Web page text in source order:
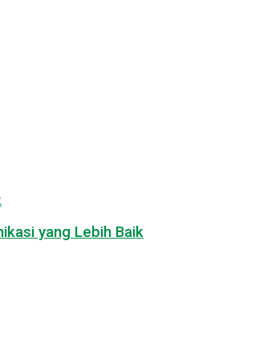
yang Lebih Baik